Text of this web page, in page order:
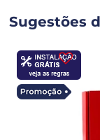
Sugestões